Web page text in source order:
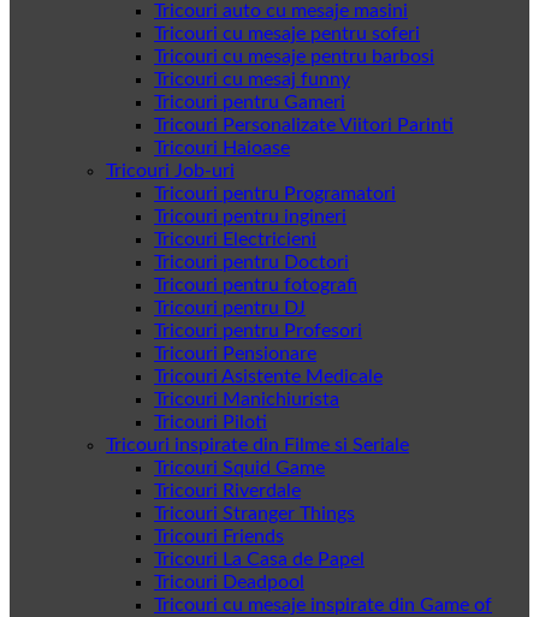
Tricouri auto cu mesaje masini
Tricouri cu mesaje pentru soferi
Tricouri cu mesaje pentru barbosi
Tricouri cu mesaj funny
Tricouri pentru Gameri
Tricouri Personalizate Viitori Parinti
Tricouri Haioase
Tricouri Job-uri
Tricouri pentru Programatori
Tricouri pentru ingineri
Tricouri Electricieni
Tricouri pentru Doctori
Tricouri pentru fotografi
Tricouri pentru DJ
Tricouri pentru Profesori
Tricouri Pensionare
Tricouri Asistente Medicale
Tricouri Manichiurista
Tricouri Piloti
Tricouri inspirate din Filme si Seriale
Tricouri Squid Game
Tricouri Riverdale
Tricouri Stranger Things
Tricouri Friends
Tricouri La Casa de Papel
Tricouri Deadpool
Tricouri cu mesaje inspirate din Game of